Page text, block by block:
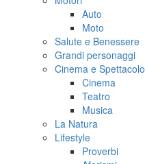
Auto
Moto
Salute e Benessere
Grandi personaggi
Cinema e Spettacolo
Cinema
Teatro
Musica
La Natura
Lifestyle
Proverbi